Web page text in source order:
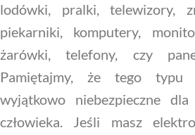
lodówki, pralki, telewizory,
piekarniki, komputery,
żarówki, telefony, czy
Pamiętajmy, że tego typu
wyjątkowo niebezpieczne
człowieka. Jeśli masz